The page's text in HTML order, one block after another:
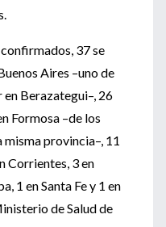
37 se
Aires –uno de
en Berazategui–, 26
Formosa –de los
misma provincia–, 11
Corrientes, 3 en
1 en Santa Fe y 1 en
de Salud de